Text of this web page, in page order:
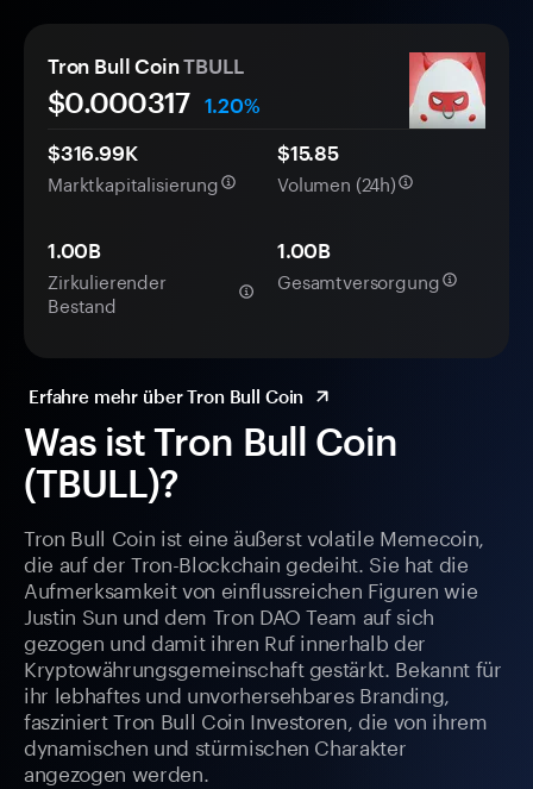
Was ist Tron Bull Coin
(TBULL)?
Tron Bull Coin ist eine äußerst volatile Memecoin,
die auf der Tron-Blockchain gedeiht. Sie hat die
Aufmerksamkeit von einflussreichen Figuren wie
Justin Sun und dem Tron DAO Team auf sich
gezogen und damit ihren Ruf innerhalb der
Kryptowährungsgemeinschaft gestärkt. Bekannt für
ihr lebhaftes und unvorhersehbares Branding,
fasziniert Tron Bull Coin Investoren, die von ihrem
dynamischen und stürmischen Charakter
angezogen werden.
Tron Bull CoinTBULL
$0.000317
1.20%
$316.99K
Marktkapitalisierung
$15.85
Volumen (24h)
1.00B
Zirkulierender
Bestand
1.00B
Gesamtversorgung
Erfahre mehr über Tron Bull Coin